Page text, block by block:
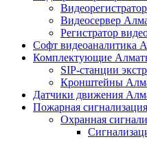
Видеосервер
Регистратор
Софт видеоаналитика
Комплектующие
SIP-станции
Кронштейны
Датчики движения
Пожарная
Охранная